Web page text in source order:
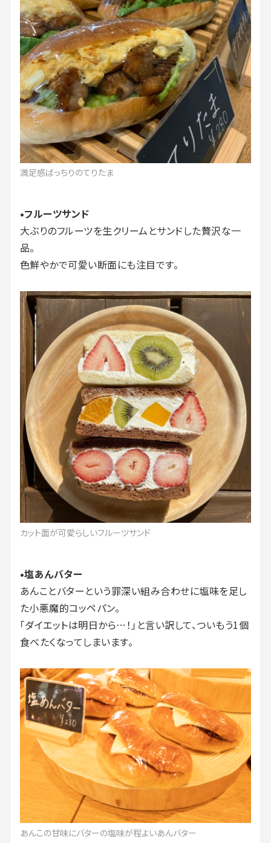
満足感ばっちりのてりたま
•フルーツサンド
大ぶりのフルーツを生クリームとサンドした贅沢な一
品。
色鮮やかで可愛い断面にも注目です。
カット面が可愛らしいフルーツサンド
•塩あんバター
あんことバターという罪深い組み合わせに塩味を足し
た小悪魔的コッペパン。
「ダイエットは明日から…！」と言い訳して、ついもう1個
食べたくなってしまいます。
あんこの甘味にバターの塩味が程よいあんバター